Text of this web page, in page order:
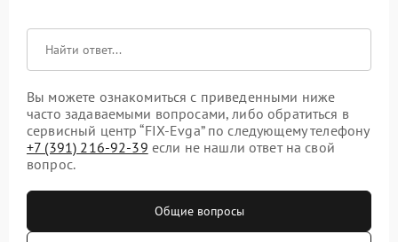
Вы можете ознакомиться с приведенными ниже
часто задаваемыми вопросами, либо обратиться в
сервисный центр “FIX-Evga” по следующему телефону
+7 (391) 216-92-39 если не нашли ответ на свой
вопрос.
Общие вопросы